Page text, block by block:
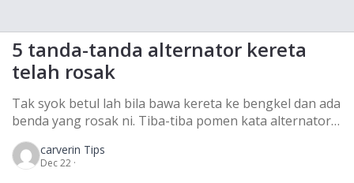
5 tanda-tanda alternator kereta
telah rosak
Tak syok betul lah bila bawa kereta ke bengkel dan ada
benda yang rosak ni. Tiba-tiba pomen kata alternator
kereta rosak. Ha alternator ni apa pulak? Alternator ni
penjana kuasa elektrik dalam kenderaan dan jadi
komponen utama untuk sistem pengecasan kenderaan
carverin Tips
Dec 22 ·